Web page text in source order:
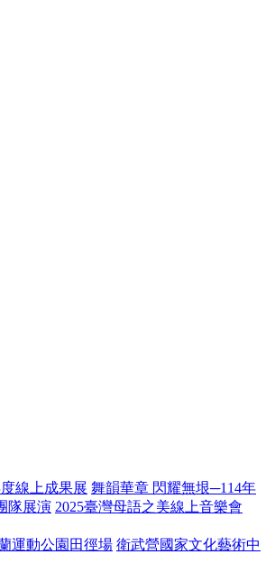
度線上成果展 舞韻華章 閃耀無垠─114年
隊展演 2025臺灣母語之美線上音樂會
運動公園田徑場 衛武營國家文化藝術中